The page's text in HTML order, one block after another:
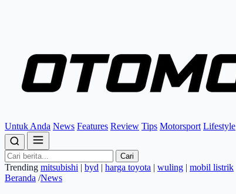
Untuk Anda News Features Review Tips Motorsport Lifestyle
Cari
Trending mitsubishi | byd | harga toyota | wuling | mobil listrik
Beranda /News